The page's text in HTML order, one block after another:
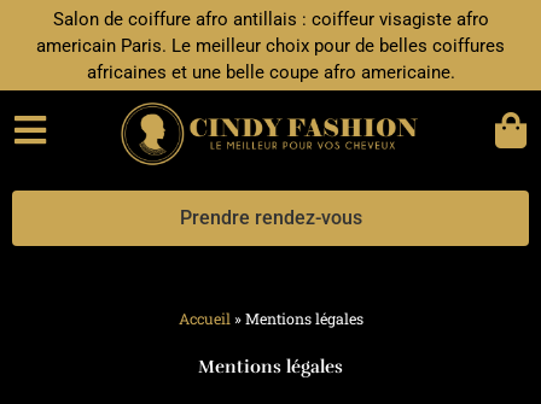
Salon de coiffure afro antillais : coiffeur visagiste afro
americain Paris. Le meilleur choix pour de belles coiffures
africaines et une belle coupe afro americaine.
Prendre rendez-vous
Accueil»Mentions légales
Mentions légales